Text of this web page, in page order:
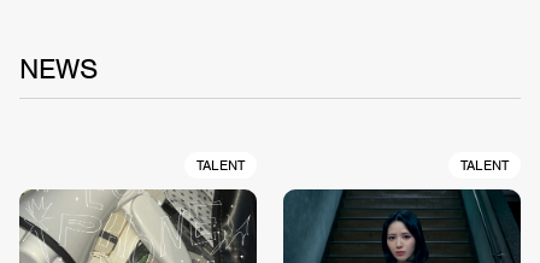
NEWS
TALENT TALENT